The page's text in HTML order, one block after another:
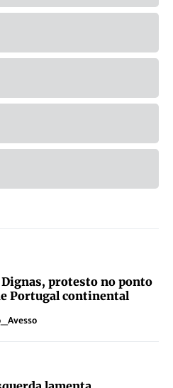
protesto no ponto
Portugal continental